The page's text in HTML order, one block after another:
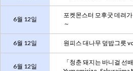
6월 12일
포켓몬스터 모후굿 데려
～
6월 12일 원피스 대나무 덮밥그릇
6월 12일
「청춘 돼지는 바니걸 선